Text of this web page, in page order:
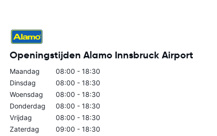
Openingstijden Alamo Innsbruck Airport
Maandag
08:00 - 18:30
Dinsdag
08:00 - 18:30
Woensdag
08:00 - 18:30
Donderdag
08:00 - 18:30
Vrijdag
08:00 - 18:30
Zaterdag
09:00 - 18:30